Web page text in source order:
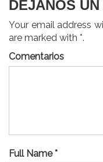
DEJANOS
Your email address
are marked with *.
Comentarios
Full Name *